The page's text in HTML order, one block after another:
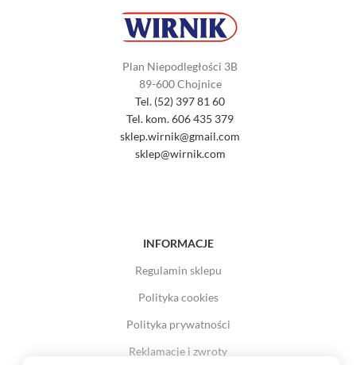
Plan Niepodległości 3B
89-600 Chojnice
Tel. (52) 397 81 60
Tel. kom. 606 435 379
sklep.wirnik@gmail.com
sklep@wirnik.com
INFORMACJE
Regulamin sklepu
Polityka cookies
Polityka prywatności
Reklamacje i zwroty